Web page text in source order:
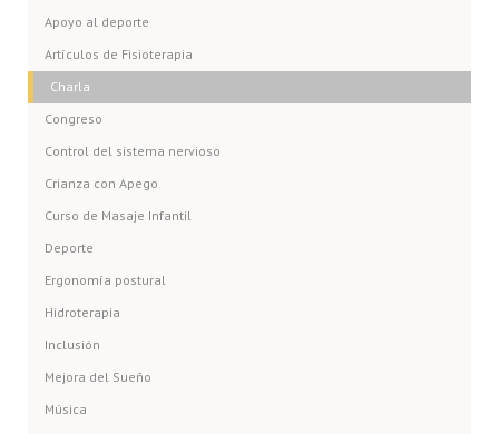
Apoyo al deporte
Artículos de Fisioterapia
Charla
Congreso
Control del sistema nervioso
Crianza con Apego
Curso de Masaje Infantil
Deporte
Ergonomía postural
Hidroterapia
Inclusión
Mejora del Sueño
Música